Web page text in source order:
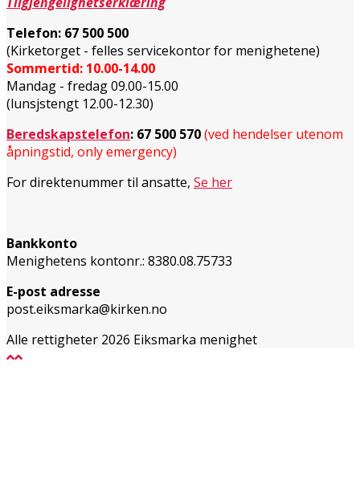
Telefon: 67 500 500
(Kirketorget - felles servicekontor for menighetene)
Sommertid: 10.00-14.00
Mandag - fredag 09.00-15.00
(lunsjstengt 12.00-12.30)
Beredskapstelefon: 67 500 570(ved hendelser utenom
åpningstid, only emergency)
For direktenummer til ansatte, Se her
Bankkonto
Menighetens kontonr.: 8380.08.75733
E-post adresse
post.eiksmarka@kirken.no
Alle rettigheter 2026 Eiksmarka menighet